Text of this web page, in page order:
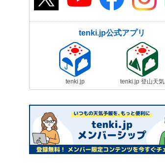
tenki.jp公式アプリ
tenki.jp tenki.jp 登山天気